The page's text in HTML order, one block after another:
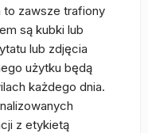
to zawsze trafiony
są kubki lub
lub zdjęcia
użytku będą
każdego dnia.
z etykietą